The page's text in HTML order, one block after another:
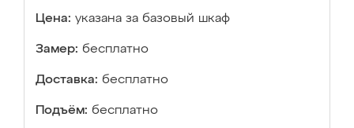
Цена: указана за базовый шкаф
Замер: бесплатно
Доставка: бесплатно
Подъём: бесплатно